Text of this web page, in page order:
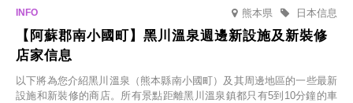
熊本県 日本信息
【阿蘇郡南小國町】黑川溫泉週邊新設施及新裝修
店家信息
以下將為您介紹黑川溫泉（熊本縣南小國町）及其周邊地區的一些最新
設施和新裝修的商店。所有景點距離黑川溫泉鎮都只有5到10分鐘的車